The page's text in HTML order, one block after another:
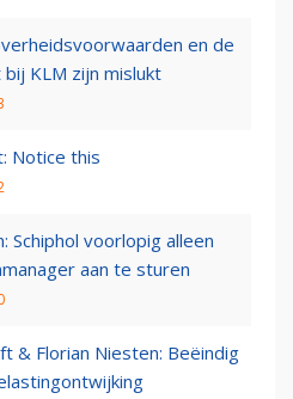
en de
KLM zijn mislukt
Notice this
Schiphol voorlopig alleen
aan te sturen
& Florian Niesten: Beëindig